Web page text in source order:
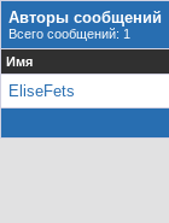
Авторы сообщений
Всего сообщений: 1
Имя
EliseFets